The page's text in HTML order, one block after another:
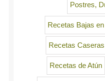
Postres,
Recetas Bajas
Recetas Caseras
Recetas de Atún